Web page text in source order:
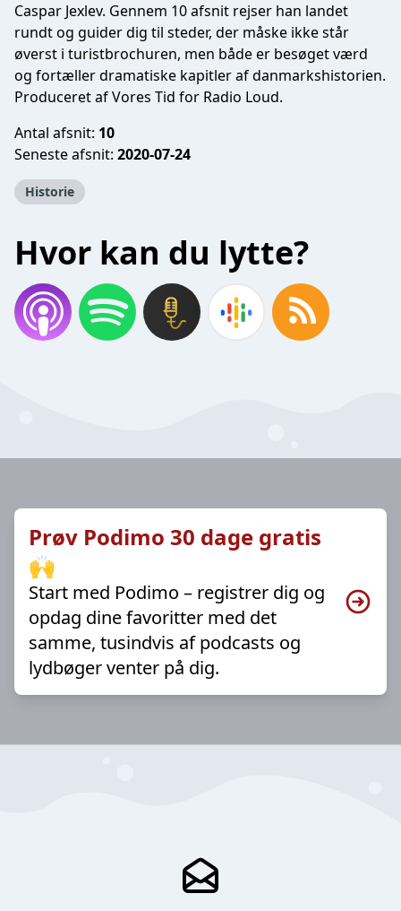
Caspar Jexlev. Gennem 10 afsnit rejser han landet
rundt og guider dig til steder, der måske ikke står
øverst i turistbrochuren, men både er besøget værd
og fortæller dramatiske kapitler af danmarkshistorien.
Produceret af Vores Tid for Radio Loud.
Antal afsnit: 10
Seneste afsnit: 2020-07-24
Historie
Hvor kan du lytte?
Prøv Podimo 30 dage gratis
🙌
Start med Podimo – registrer dig og
opdag dine favoritter med det
samme, tusindvis af podcasts og
lydbøger venter på dig.